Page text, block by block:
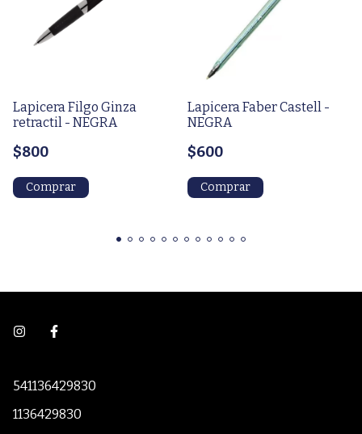
Lapicera Filgo Ginza
retractil - NEGRA
$800
Lapicera Faber Castell -
NEGRA
$600
541136429830
1136429830